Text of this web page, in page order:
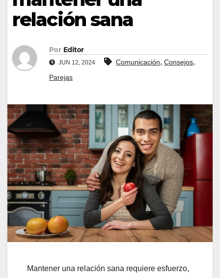
relación sana
Por Editor
JUN 12, 2024 Comunicación, Consejos,
Parejas
Mantener una relación sana requiere esfuerzo,